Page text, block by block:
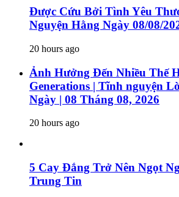
Được Cứu Bởi Tình Yêu
Nguyện Hằng Ngày 08/08/
20 hours ago
Ảnh Hưởng Đến Nhiều Thế
Generations | Tĩnh nguyện
Ngày | 08 Tháng 08, 2026
20 hours ago
5 Cay Đắng Trở Nên Ngọt
Trung Tin